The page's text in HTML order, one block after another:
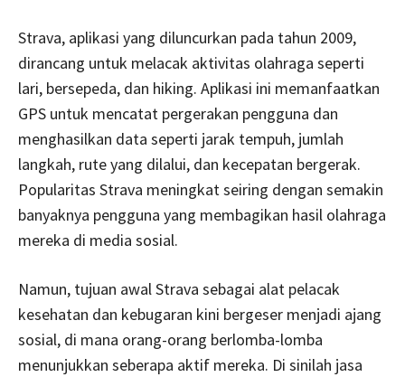
Strava, aplikasi yang diluncurkan pada tahun 2009,
dirancang untuk melacak aktivitas olahraga seperti
lari, bersepeda, dan hiking. Aplikasi ini memanfaatkan
GPS untuk mencatat pergerakan pengguna dan
menghasilkan data seperti jarak tempuh, jumlah
langkah, rute yang dilalui, dan kecepatan bergerak.
Popularitas Strava meningkat seiring dengan semakin
banyaknya pengguna yang membagikan hasil olahraga
mereka di media sosial.
Namun, tujuan awal Strava sebagai alat pelacak
kesehatan dan kebugaran kini bergeser menjadi ajang
sosial, di mana orang-orang berlomba-lomba
menunjukkan seberapa aktif mereka. Di sinilah jasa